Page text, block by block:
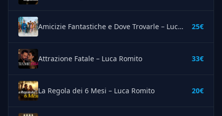
Amicizie Fantastiche e Dove Trovarle – Luca Romito 25€
Attrazione Fatale – Luca Romito 33€
La Regola dei 6 Mesi – Luca Romito 20€